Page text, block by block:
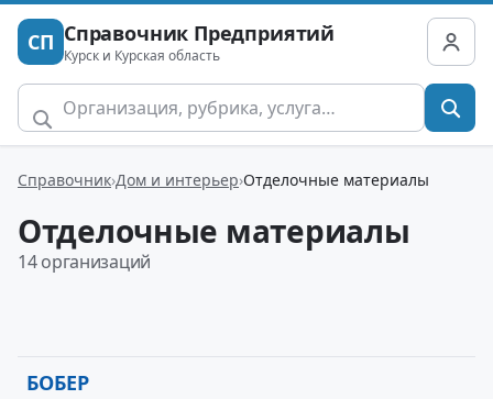
СП Справочник Предприятий
Курск и Курская область
Справочник Дом и интерьер Отделочные материалы
Отделочные материалы
14 организаций
БОБЕР